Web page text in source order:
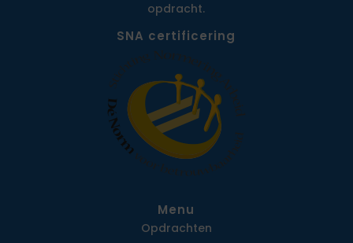
opdracht.
SNA certificering
Menu
Opdrachten